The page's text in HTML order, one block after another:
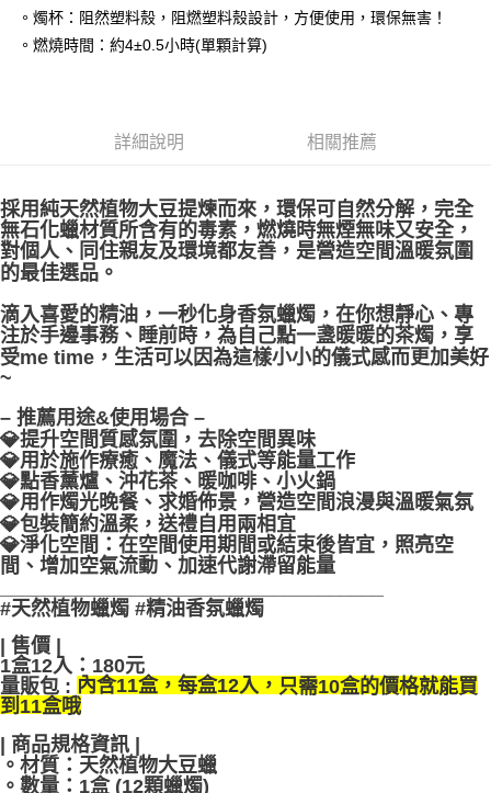
賣家宅配幫您送（台灣）
每筆NT$80，滿NT$3,000(含以上)免運費
。燭杯：阻然塑料殼，阻燃塑料殼設計，方便使用，環保無害！
。燃燒時間：約4±0.5小時(單顆計算)
詳細說明 相關推薦
採用純天然植物大豆提煉而來，環保可自然分解，完全
無石化蠟材質所含有的毒素，燃燒時無煙無味又安全，
對個人、同住親友及環境都友善，是營造空間溫暖氛圍
的最佳選品。
滴入喜愛的精油，一秒化身香氛蠟燭，在你想靜心、專
注於手邊事務、睡前時，為自己點一盞暖暖的茶燭，享
受me time，生活可以因為這樣小小的儀式感而更加美好
~
– 推薦用途&使用場合 –
💎提升空間質感氛圍，去除空間異味
💎用於施作療癒、魔法、儀式等能量工作
💎點香薰爐、沖花茶、暖咖啡、小火鍋
💎用作燭光晚餐、求婚佈景，營造空間浪漫與溫暖氣氛
💎包裝簡約溫柔，送禮自用兩相宜
💎淨化空間：在空間使用期間或結束後皆宜，照亮空
間、增加空氣流動、加速代謝滯留能量
#天然植物蠟燭 #精油香氛蠟燭
| 售價 |
1盒12入 ： 180元
量販包 : 內含11盒，每盒12入， 只需10盒的價格就能買
到11盒哦
| 商品規格資訊 |
。材質：天然植物大豆蠟
。數量：1盒 (12顆蠟燭)